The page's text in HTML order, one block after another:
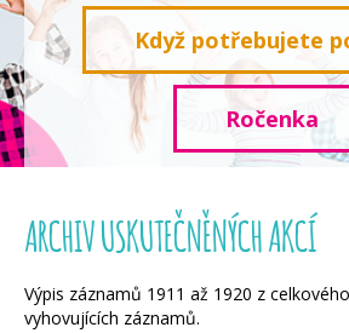
Když potřebujete
Ročenka
ARCHIV USKUTEČNĚNÝCH AKCÍ
Výpis záznamů 1911 až 1920 z
vyhovujících záznamů.